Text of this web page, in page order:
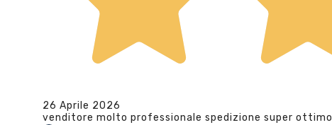
26 Aprile 2026
venditore molto professionale spedizione super ottimo